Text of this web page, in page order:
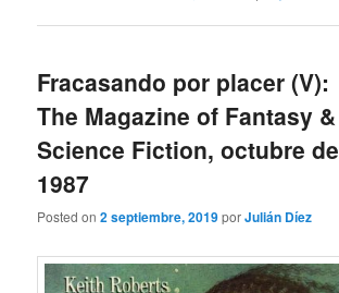
Fracasando por placer (V):
The Magazine of Fantasy &
Science Fiction, octubre de
1987
Posted on2 septiembre, 2019porJulián Díez